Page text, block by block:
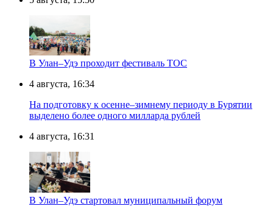
В Улан–Удэ проходит фестиваль ТОС
4 августа, 16:34
На подготовку к осенне–зимнему периоду в Бурятии
выделено более одного милларда рублей
4 августа, 16:31
В Улан–Удэ стартовал муниципальный форум